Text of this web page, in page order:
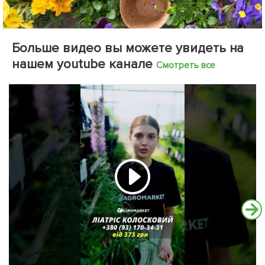
Больше видео вы можете увидеть на
нашем youtube канале Смотреть все